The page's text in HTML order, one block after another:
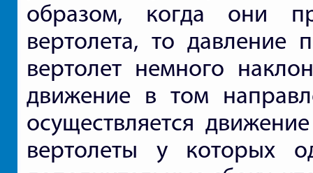
образом, когда они
вертолета, то
вертолет немного
движение в том
осуществляется
вертолеты у которых